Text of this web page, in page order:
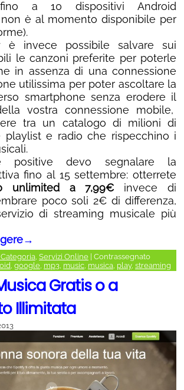
a 10 dispositivi Android
non è al momento disponibile per
è invece possibile salvare sui
le canzoni preferite per poterle
in assenza di una connessione
utilissima per poter ascoltare la
smartphone senza erodere il
vostra connessione mobile,
tra un catalogo di milioni di
playlist e radio che rispecchino i
devo segnalare la
fino al 15 settembre: otterrete
unlimited a 7,99€invece di
poco soli 2€ di differenza,
di streaming musicale più
→
Servizi Online Contrassegnato
google mp3 music musica play, streaming
Gratis o a
Illimitata